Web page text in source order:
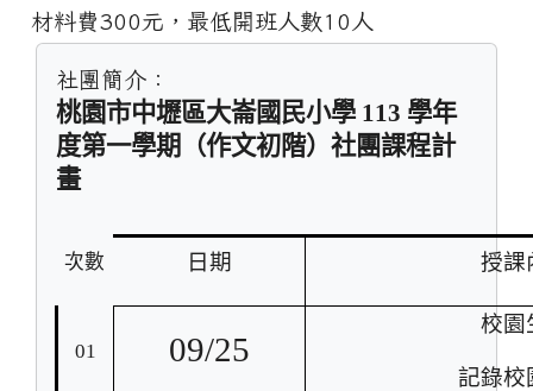
材料費300元，最低開班人數10人
社團簡介：
桃園市中壢區大崙國民小學 113 學年
度第一學期（作文初階）社團課程計
畫
次數 日期 授課
01 09/25
校園
記錄校